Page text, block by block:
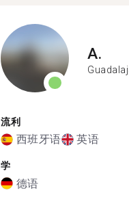
A.
流利
西班牙语 英语
学
德语